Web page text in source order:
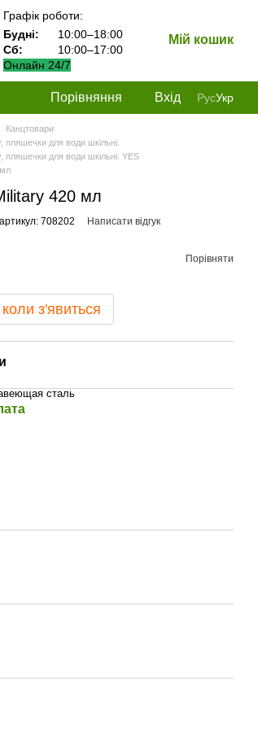
Графік роботи:
Будні:
10:00–18:00
Сб:
10:00–17:00
Онлайн 24/7
Мій кошик
Порівняння Вхід РусУкр
Канцтовари
пляшечки для води шкільні.
пляшечки для води шкільні. YES
420 мл
артикул: 708202 Написати відгук
Порівняти
з'явиться
сталь